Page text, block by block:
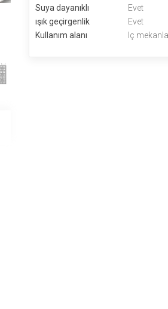
Suya dayanıklı
Evet
ışık geçirgenlik
Evet
Kullanım alanı
Iç